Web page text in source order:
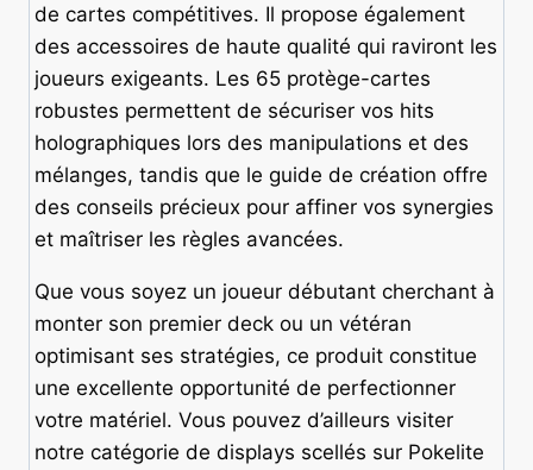
de cartes compétitives. Il propose également
des accessoires de haute qualité qui raviront les
joueurs exigeants. Les 65 protège-cartes
robustes permettent de sécuriser vos hits
holographiques lors des manipulations et des
mélanges, tandis que le guide de création offre
des conseils précieux pour affiner vos synergies
et maîtriser les règles avancées.
Que vous soyez un joueur débutant cherchant à
monter son premier deck ou un vétéran
optimisant ses stratégies, ce produit constitue
une excellente opportunité de perfectionner
votre matériel. Vous pouvez d’ailleurs visiter
notre catégorie de displays scellés sur Pokelite